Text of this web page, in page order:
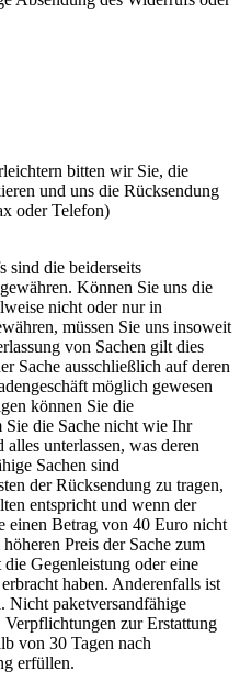
bitten wir Sie, die
und uns die Rücksendung
oder Telefon)
sind die beiderseits
Können Sie uns die
nicht oder nur in
müssen Sie uns insoweit
von Sachen gilt dies
Sache ausschließlich auf deren
möglich gewesen
können Sie die
Sie die Sache nicht wie Ihr
unterlassen, was deren
Sachen sind
der Rücksendung zu tragen,
entspricht und wenn der
einen Betrag von 40 Euro nicht
Preis der Sache zum
Gegenleistung oder eine
haben. Anderenfalls ist
Nicht paketversandfähige
zur Erstattung
von 30 Tagen nach
erfüllen.